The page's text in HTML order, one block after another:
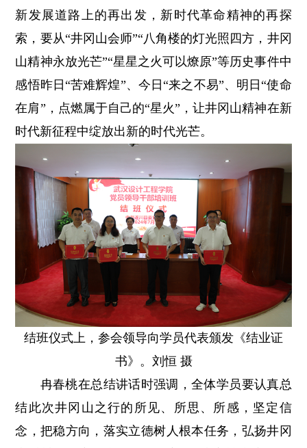
新发展道路上的再出发，新时代革命精神的再探
索，要从“井冈山会师”“八角楼的灯光照四方，井冈
山精神永放光芒”“星星之火可以燎原”等历史事件中
感悟昨日“苦难辉煌”、今日“来之不易”、明日“使命
在肩”，点燃属于自己的“星火”，让井冈山精神在新
时代新征程中绽放出新的时代光芒。
结班仪式上，参会领导向学员代表颁发《结业证
书》。刘恒 摄
冉春桃在总结讲话时强调，全体学员要认真总
结此次井冈山之行的所见、所思、所感，坚定信
念，把稳方向，落实立德树人根本任务，弘扬井冈